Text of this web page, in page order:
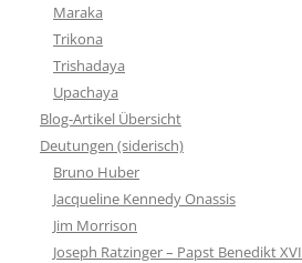
Maraka
Trikona
Trishadaya
Upachaya
Blog-Artikel Übersicht
Deutungen (siderisch)
Bruno Huber
Jacqueline Kennedy Onassis
Jim Morrison
Joseph Ratzinger – Papst Benedikt XVI